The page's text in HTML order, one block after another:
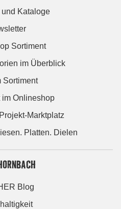
und Kataloge
Sortiment
im Überblick
Sortiment
im Onlineshop
Marktplatz
Platten. Dielen
Blog